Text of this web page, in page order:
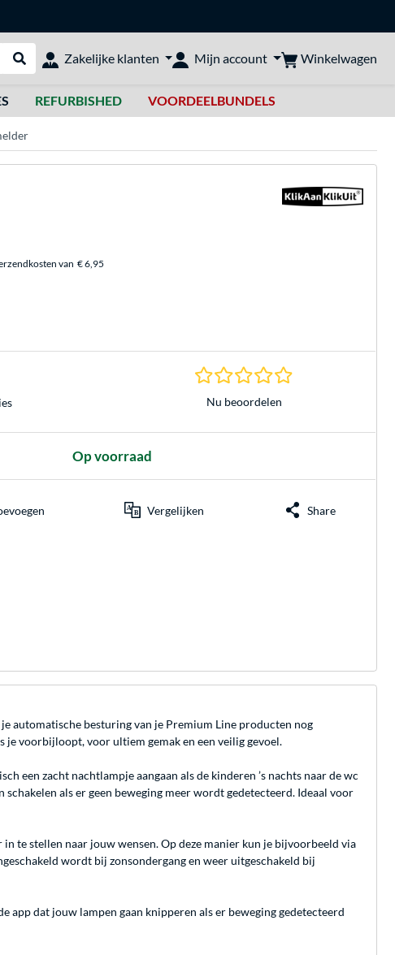
Webshop doorzoeken
Zakelijke klanten Mijn account Winkelwagen
REFURBISHED VOORDEELBUNDELS
van € 6,95
0.0 sterren
Nu beoordelen
Op voorraad
Vergelijken Share
automatische besturing van je Premium Line producten nog
je voorbijloopt, voor ultiem gemak en een veilig gevoel.
een zacht nachtlampje aangaan als de kinderen ’s nachts naar de wc
als er geen beweging meer wordt gedetecteerd. Ideaal voor
te stellen naar jouw wensen. Op deze manier kun je bijvoorbeeld via
wordt bij zonsondergang en weer uitgeschakeld bij
app dat jouw lampen gaan knipperen als er beweging gedetecteerd